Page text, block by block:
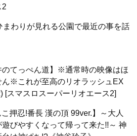
2
まわりが見れる公園で最近の事を話
のてっぺん道】※通常時の映像はほ
ん※これが至高のリオラッシュEX
[スマスロスーパーリオエース2]
こ押忍!番長 漢の頂 99ver.】～大人
びやすくなって帰って来た!!～ 神